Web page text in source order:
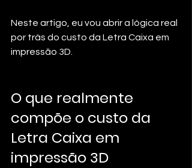
Neste artigo, eu vou abrir a lógica real
por trás do custo da Letra Caixa em
impressão 3D.
O que realmente
compõe o custo da
Letra Caixa em
impressão 3D